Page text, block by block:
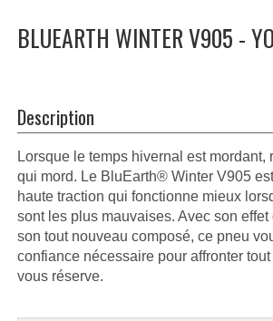
BLUEARTH WINTER V905 -
Description
Lorsque le temps hivernal est mordant,
qui mord. Le BluEarth® Winter V905
haute traction qui fonctionne mieux
sont les plus mauvaises. Avec son effet
son tout nouveau composé, ce pneu
confiance nécessaire pour affronter
vous réserve.